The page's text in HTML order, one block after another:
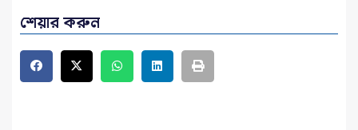
শেয়ার করুন